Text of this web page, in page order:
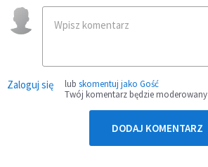
Zaloguj się lub skomentuj jako Gość
Twój komentarz będzie moderowany
DODAJ KOMENTARZ